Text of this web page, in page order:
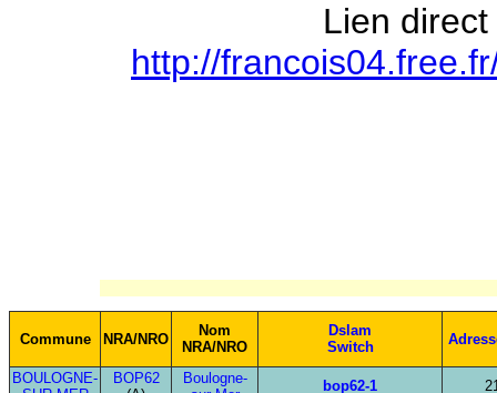
Lien
http://
Commune NRA/NRO
Nom
NRA/NRO
Dslam
Switch
BOULOGNE-
BOP62
Boulogne-
bop62-1